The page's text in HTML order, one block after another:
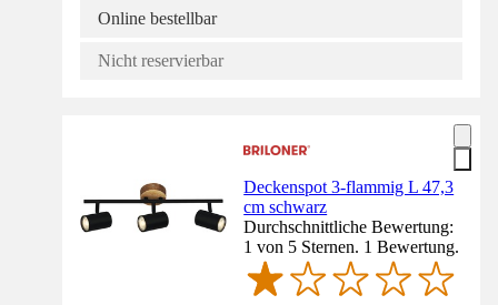
Online bestellbar
Nicht reservierbar
Deckenspot 3-flammig L 47,3
cm schwarz
Durchschnittliche Bewertung:
1 von 5 Sternen. 1 Bewertung.